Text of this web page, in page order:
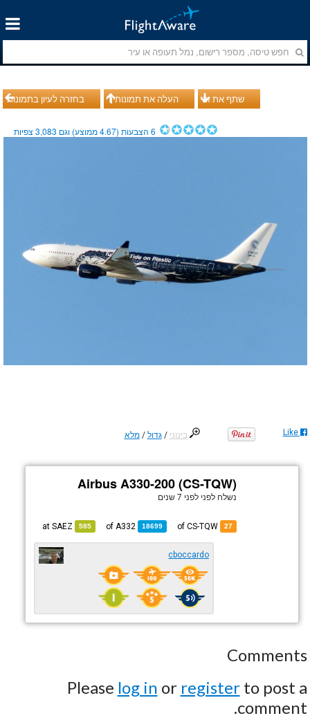
בחזרה לעיון בתמונות העלה את תמונותיך שתף את זה
6הצבעות (4.67ממוצע) וגם 3,083צפיות
בינוני /גדול /מלא Like
Airbus A330-200 (CS-TQW)
נשלח לפני לפני 7 שנים
27
18699
A332
585
SAEZ
cboccardo
Comments
Please log in or registerto post a
comment.